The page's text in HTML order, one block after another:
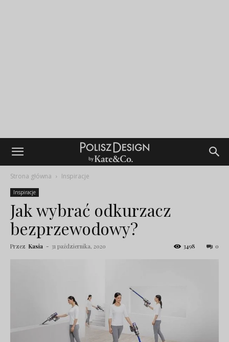
Strona główna Inspiracje
Inspiracje
Jak wybrać odkurzacz
bezprzewodowy?
Przez Kasia - 31 października, 2020 0
3498